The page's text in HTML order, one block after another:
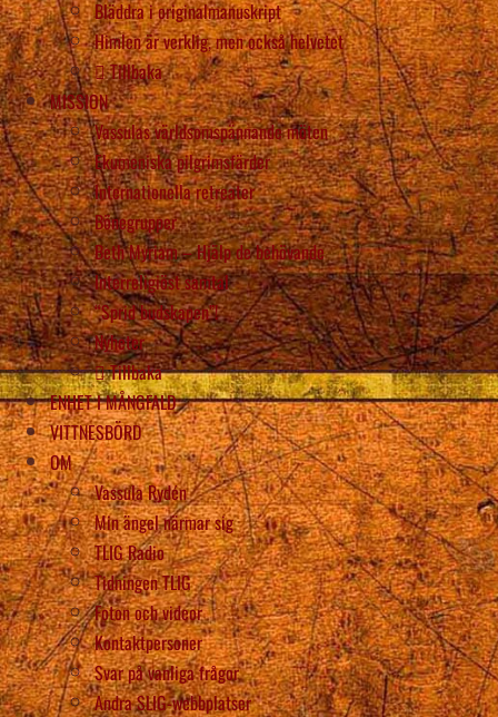
Bläddra i originalmanuskript
Himlen är verklig, men också helvetet
Tillbaka
MISSION
Vassulas världsomspännande möten
Ekumeniska pilgrimsfärder
Internationella retreater
Bönegrupper
Beth Myriam – Hjälp de behövande
Interreligiöst samtal
“Sprid budskapen”!
Nyheter
Tillbaka
ENHET I MÅNGFALD
VITTNESBÖRD
OM
Vassula Rydén
Min ängel närmar sig
TLIG Radio
Tidningen TLIG
Foton och videor
Kontaktpersoner
Svar på vanliga frågor
Andra SLIG-webbplatser